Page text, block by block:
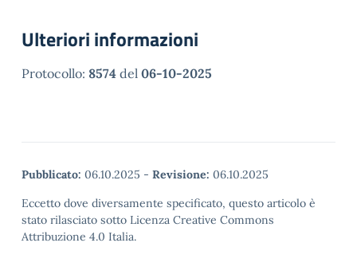
Ulteriori informazioni
Protocollo: 8574 del 06-10-2025
Pubblicato: 06.10.2025 - Revisione: 06.10.2025
Eccetto dove diversamente specificato, questo articolo è
stato rilasciato sotto Licenza Creative Commons
Attribuzione 4.0 Italia.